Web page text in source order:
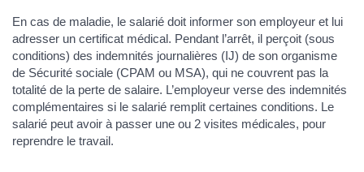
En cas de maladie, le salarié doit informer son employeur et lui
adresser un certificat médical. Pendant l’arrêt, il perçoit (sous
conditions) des indemnités journalières (IJ) de son organisme
de Sécurité sociale (CPAM ou MSA), qui ne couvrent pas la
totalité de la perte de salaire. L’employeur verse des indemnités
complémentaires si le salarié remplit certaines conditions. Le
salarié peut avoir à passer une ou 2 visites médicales, pour
reprendre le travail.